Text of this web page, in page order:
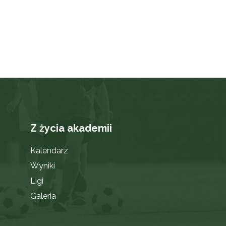
Z życia akademii
Kalendarz
Wyniki
Ligi
Galeria